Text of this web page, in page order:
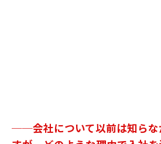
──会社について以前は知らな